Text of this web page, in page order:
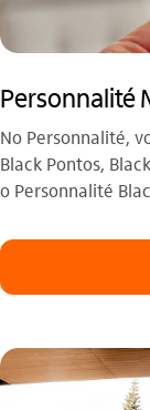
Personnalité
No Personnalité,
Black Pontos,
o Personnalité